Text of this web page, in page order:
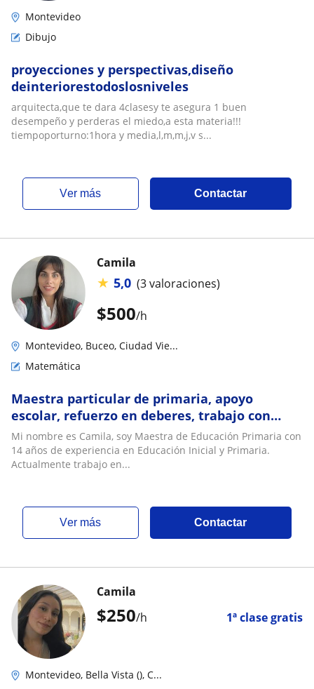
Montevideo
Dibujo
proyecciones y perspectivas,diseño
deinteriorestodoslosniveles
arquitecta,que te dara 4clasesy te asegura 1 buen
desempeño y perderas el miedo,a esta materia!!!
tiempoporturno:1hora y media,l,m,m,j,v s...
ver más Contactar
$500/h
Camila
★ 5,0 (3 valoraciones)
Montevideo, Buceo, Ciudad Vie...
Matemática
Maestra particular de primaria, apoyo
escolar, refuerzo en deberes, trabajo con
material lúdico. Zona cordón
Mi nombre es Camila, soy Maestra de Educación Primaria con
14 años de experiencia en Educación Inicial y Primaria.
Actualmente trabajo en...
ver más Contactar
$250/h 1ª clase gratis
Camila
Montevideo, Bella Vista (), C...